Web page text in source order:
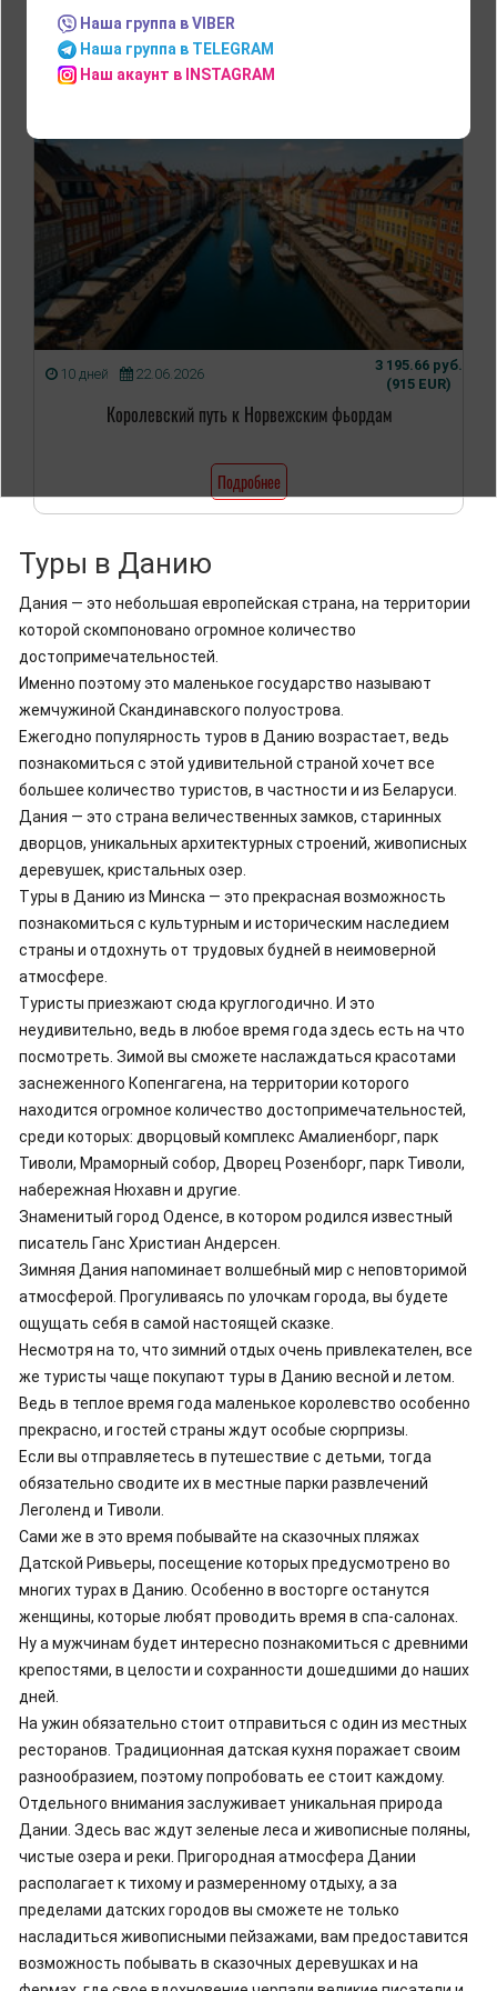
Копенгаген
10 дней 22.06.2026
3 195.66 руб.
(915 EUR)
Королевский путь к Норвежским фьордам
Подробнее
Туры в Данию
Дания — это небольшая европейская страна, на территории
которой скомпоновано огромное количество
достопримечательностей.
Именно поэтому это маленькое государство называют
жемчужиной Скандинавского полуострова.
Ежегодно популярность туров в Данию возрастает, ведь
познакомиться с этой удивительной страной хочет все
большее количество туристов, в частности и из Беларуси.
Дания — это страна величественных замков, старинных
дворцов, уникальных архитектурных строений, живописных
деревушек, кристальных озер.
Туры в Данию из Минска — это прекрасная возможность
познакомиться с культурным и историческим наследием
страны и отдохнуть от трудовых будней в неимоверной
атмосфере.
Туристы приезжают сюда круглогодично. И это
неудивительно, ведь в любое время года здесь есть на что
посмотреть. Зимой вы сможете наслаждаться красотами
заснеженного Копенгагена, на территории которого
находится огромное количество достопримечательностей,
среди которых: дворцовый комплекс Амалиенборг, парк
Тиволи, Мраморный собор, Дворец Розенборг, парк Тиволи,
набережная Нюхавн и другие.
Знаменитый город Оденсе, в котором родился известный
писатель Ганс Христиан Андерсен.
Зимняя Дания напоминает волшебный мир с неповторимой
атмосферой. Прогуливаясь по улочкам города, вы будете
ощущать себя в самой настоящей сказке.
Несмотря на то, что зимний отдых очень привлекателен, все
же туристы чаще покупают туры в Данию весной и летом.
Ведь в теплое время года маленькое королевство особенно
прекрасно, и гостей страны ждут особые сюрпризы.
Если вы отправляетесь в путешествие с детьми, тогда
обязательно сводите их в местные парки развлечений
Леголенд и Тиволи.
Сами же в это время побывайте на сказочных пляжах
Датской Ривьеры, посещение которых предусмотрено во
многих турах в Данию. Особенно в восторге останутся
женщины, которые любят проводить время в спа-салонах.
Ну а мужчинам будет интересно познакомиться с древними
крепостями, в целости и сохранности дошедшими до наших
дней.
На ужин обязательно стоит отправиться с один из местных
ресторанов. Традиционная датская кухня поражает своим
разнообразием, поэтому попробовать ее стоит каждому.
Отдельного внимания заслуживает уникальная природа
Дании. Здесь вас ждут зеленые леса и живописные поляны,
чистые озера и реки. Пригородная атмосфера Дании
располагает к тихому и размеренному отдыху, а за
пределами датских городов вы сможете не только
насладиться живописными пейзажами, вам предоставится
возможность побывать в сказочных деревушках и на
Наша группа в VIBER
Наша группа в TELEGRAM
Наш акаунт в INSTAGRAM